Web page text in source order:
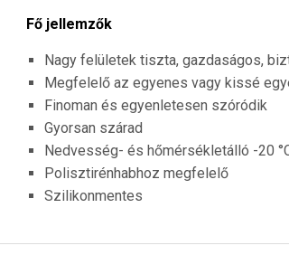
Fő jellemzők
Nagy felületek tiszta, gazdaságos,
Megfelelő az egyenes vagy kissé
Finoman és egyenletesen szóródik
Gyorsan szárad
Nedvesség- és hőmérsékletálló -20
Polisztirénhabhoz megfelelő
Szilikonmentes